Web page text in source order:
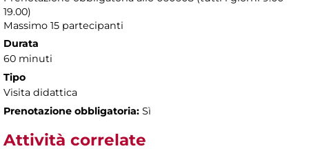
19.00)
Massimo 15 partecipanti
Durata
60 minuti
Tipo
Visita didattica
Prenotazione obbligatoria: Sì
Attività correlate